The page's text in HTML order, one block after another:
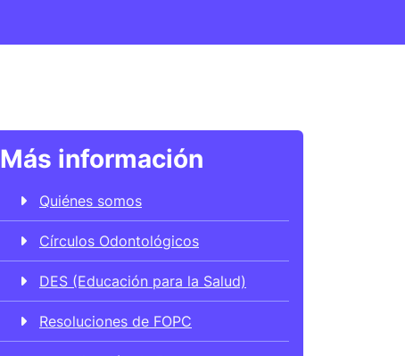
Más información
Quiénes somos
Círculos Odontológicos
DES (Educación para la Salud)
Resoluciones de FOPC